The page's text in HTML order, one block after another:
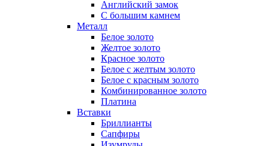
Английский замок
С большим камнем
Металл
Белое золото
Желтое золото
Красное золото
Белое с желтым золото
Белое с красным золото
Комбинированное золото
Платина
Вставки
Бриллианты
Сапфиры